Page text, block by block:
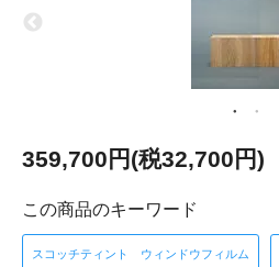
359,700円(税32,700円)
この商品のキーワード
スコッチティント ウィンドウフィルム